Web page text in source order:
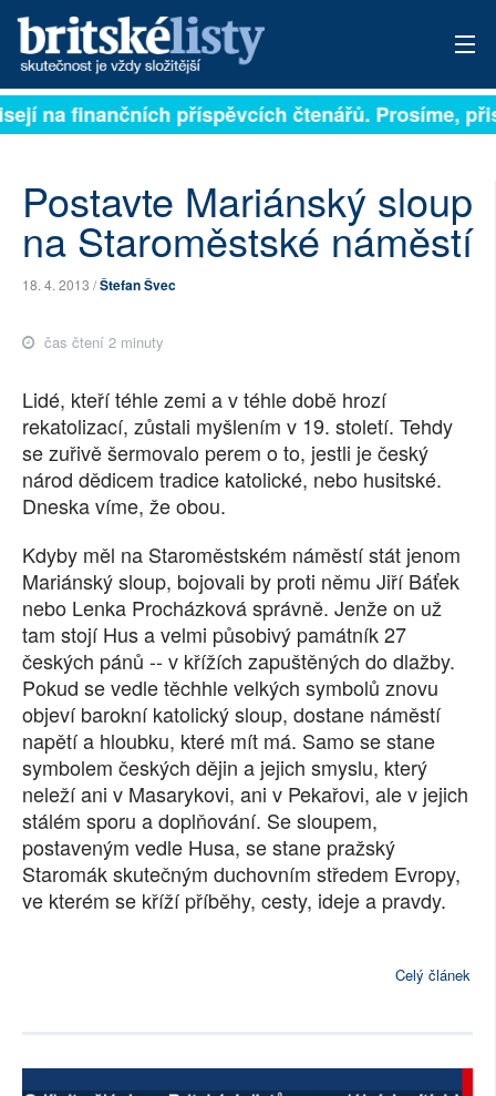
PŘIHLÁSIT
ARCHIV
AUTOŘI
PŘÍSPĚVKY NA PROVOZ
RUBRIKY
PLNÁ VERZE STRÁNEK
na finančních příspěvcích čtenářů. Prosíme,
Postavte Mariánský sloup
na Staroměstské náměstí
18. 4. 2013 /Štefan Švec
čas čtení 2 minuty
Lidé, kteří téhle zemi a v téhle době hrozí
rekatolizací, zůstali myšlením v 19. století. Tehdy
se zuřivě šermovalo perem o to, jestli je český
národ dědicem tradice katolické, nebo husitské.
Dneska víme, že obou.
Kdyby měl na Staroměstském náměstí stát jenom
Mariánský sloup, bojovali by proti němu Jiří Báťek
nebo Lenka Procházková správně. Jenže on už
tam stojí Hus a velmi působivý památník 27
českých pánů -- v křížích zapuštěných do dlažby.
Pokud se vedle těchhle velkých symbolů znovu
objeví barokní katolický sloup, dostane náměstí
napětí a hloubku, které mít má. Samo se stane
symbolem českých dějin a jejich smyslu, který
neleží ani v Masarykovi, ani v Pekařovi, ale v jejich
stálém sporu a doplňování. Se sloupem,
postaveným vedle Husa, se stane pražský
Staromák skutečným duchovním středem Evropy,
ve kterém se kříží příběhy, cesty, ideje a pravdy.
Celý článek